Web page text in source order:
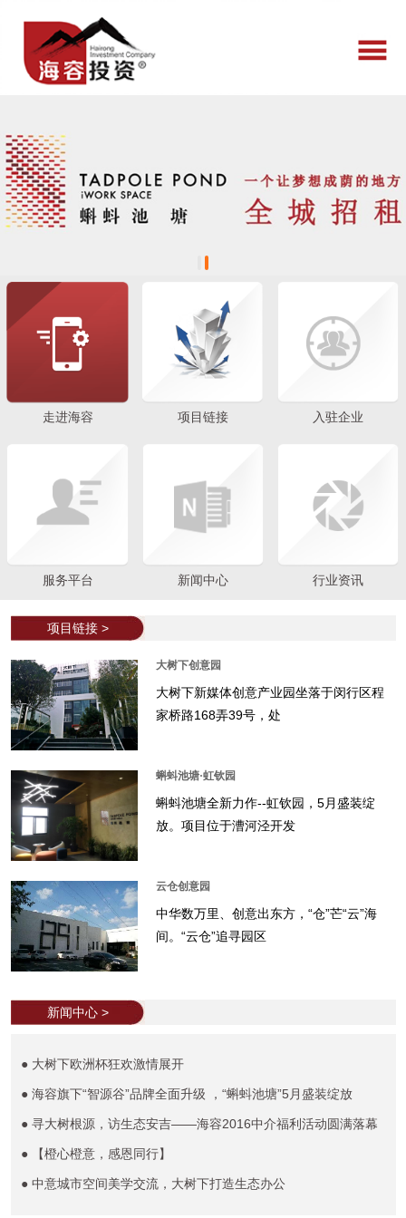
走进海容 项目链接 入驻企业
服务平台 新闻中心 行业资讯
项目链接 >
大树下创意园
大树下新媒体创意产业园坐落于闵行区程
家桥路168弄39号，处
蝌蚪池塘·虹钦园
蝌蚪池塘全新力作--虹钦园，5月盛装绽
放。项目位于漕河泾开发
云仓创意园
中华数万里、创意出东方，“仓”芒“云”海
间。“云仓”追寻园区
新闻中心 >
● 大树下欧洲杯狂欢激情展开
● 海容旗下“智源谷”品牌全面升级 ，“蝌蚪池塘”5月盛装绽放
● 寻大树根源，访生态安吉——海容2016中介福利活动圆满落幕
● 【橙心橙意，感恩同行】
● 中意城市空间美学交流，大树下打造生态办公